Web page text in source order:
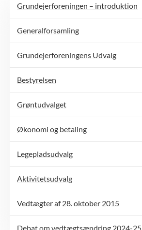
Grundejerforeningen – introduktion
Generalforsamling
Grundejerforeningens Udvalg
Bestyrelsen
Grøntudvalget
Økonomi og betaling
Legepladsudvalg
Aktivitetsudvalg
Vedtægter af 28. oktober 2015
Debat om vedtægtsændring 2024-25